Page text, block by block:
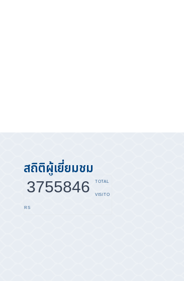
สถิติผู้เยี่ยมชม
3755846
TOTAL
VISITO
RS